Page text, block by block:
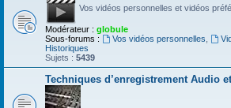
Vos vidéos personnelles et vidéos
Modérateur : globule
Sous-forums :
Vos vidéos personnelles
Historiques
Sujets : 5439
Techniques d’enregistrement Audio